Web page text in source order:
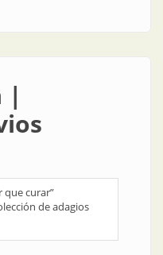
|
que curar”
de adagios